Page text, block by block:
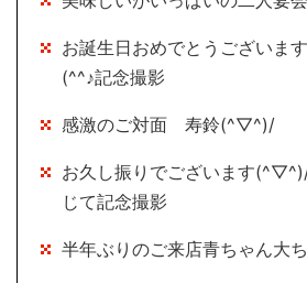
お誕生日おめでとうございま
(^^♪記念撮影
感激のご対面 寿鈴(^▽^)/
お久し振りでございます
じて記念撮影
半年ぶりのご来店青ちゃん大